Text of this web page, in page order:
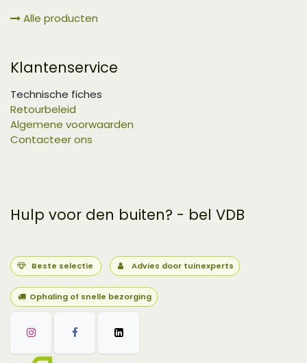
Alle producten
Klantenservice
Technische fiches
Retourbeleid
Algemene voorwaarden
Contacteer ons
Hulp voor den buiten? - bel VDB
Beste selectie Advies door tuinexperts
Ophaling of snelle bezorging